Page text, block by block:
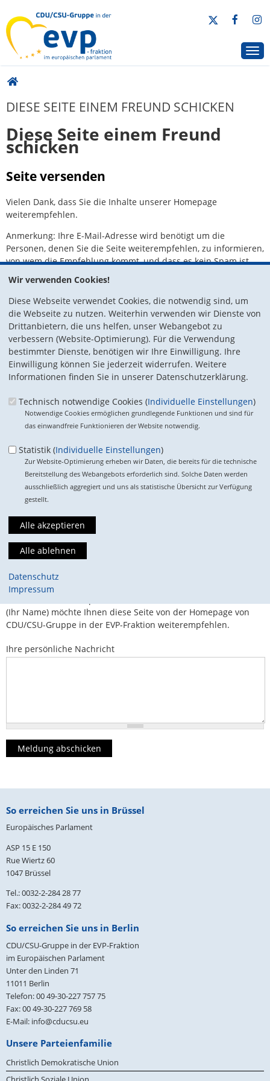
Sie sind hier
DIESE SEITE EINEM FREUND SCHICKEN
Diese Seite einem Freund
schicken
Seite versenden
Vielen Dank, dass Sie die Inhalte unserer Homepage
weiterempfehlen.
Anmerkung: Ihre E-Mail-Adresse wird benötigt um die
Personen, denen Sie die Seite weiterempfehlen, zu informieren,
von wem die Empfehlung kommt, und dass es kein Spam ist.
Das mit * gekennzeichnete Feld ist ein Pflichtfeld.
Eigene E-Mail-Adresse*
Eigener Name*
Sie können mehrere Empfänger mit Komma getrennt eingeben.
Sie leiten den folgenden Inhalt weiter
Hohlmeier: Rechtstaatmechanismus ist keien Ungarn-
Verordnung
Nachrichtenbetreff
https://www.cducsu.eu/ weiterempfehlen
(Ihr Name) möchte Ihnen diese Seite von der Homepage von
CDU/CSU-Gruppe in der EVP-Fraktion weiterempfehlen.
Ihre persönliche Nachricht
Fußbereich
So erreichen Sie uns in Brüssel
Europäisches Parlament
ASP 15 E 150
Rue Wiertz 60
1047 Brüssel
Tel.: 0032-2-284 28 77
Fax: 0032-2-284 49 72
So erreichen Sie uns in Berlin
CDU/CSU-Gruppe in der EVP-Fraktion
im Europäischen Parlament
Unter den Linden 71
11011 Berlin
Telefon:00 49-30-227 757 75
Fax:00 49-30-227 769 58
E-Mail: info@cducsu.eu
Unsere Parteienfamilie
Christlich Demokratische Union
Wir verwenden Cookies!
Diese Webseite verwendet Cookies, die notwendig sind, um
die Webseite zu nutzen. Weiterhin verwenden wir Dienste von
Drittanbietern, die uns helfen, unser Webangebot zu
verbessern (Website-Optimierung). Für die Verwendung
bestimmter Dienste, benötigen wir Ihre Einwilligung. Ihre
Einwilligung können Sie jederzeit widerrufen. Weitere
Informationen finden Sie in unserer Datenschutzerklärung.
Technisch notwendige Cookies (Individuelle Einstellungen)
Notwendige Cookies ermöglichen grundlegende Funktionen und sind für
das einwandfreie Funktionieren der Website notwendig.
Statistik (Individuelle Einstellungen)
Zur Website-Optimierung erheben wir Daten, die bereits für die technische
Bereitstellung des Webangebots erforderlich sind. Solche Daten werden
ausschließlich aggregiert und uns als statistische Übersicht zur Verfügung
gestellt.
Datenschutz
Impressum